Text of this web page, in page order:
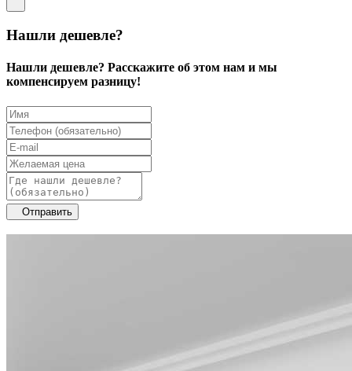
Нашли дешевле?
Нашли дешевле? Расскажите об этом нам и мы
компенсируем разницу!
Отправить